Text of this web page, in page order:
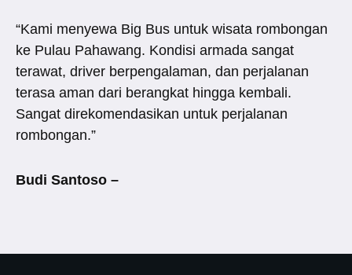
“Kami menyewa Big Bus untuk wisata rombongan
ke Pulau Pahawang. Kondisi armada sangat
terawat, driver berpengalaman, dan perjalanan
terasa aman dari berangkat hingga kembali.
Sangat direkomendasikan untuk perjalanan
rombongan.”
Budi Santoso –